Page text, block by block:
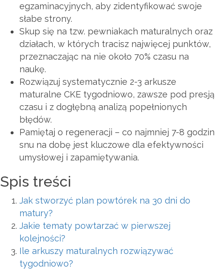
egzaminacyjnych, aby zidentyfikować swoje
słabe strony.
Skup się na tzw. pewniakach maturalnych oraz
działach, w których tracisz najwięcej punktów,
przeznaczając na nie około 70% czasu na
naukę.
Rozwiązuj systematycznie 2-3 arkusze
maturalne CKE tygodniowo, zawsze pod presją
czasu i z dogłębną analizą popełnionych
błędów.
Pamiętaj o regeneracji – co najmniej 7-8 godzin
snu na dobę jest kluczowe dla efektywności
umysłowej i zapamiętywania.
Spis treści
Jak stworzyć plan powtórek na 30 dni do
matury?
Jakie tematy powtarzać w pierwszej
kolejności?
Ile arkuszy maturalnych rozwiązywać
tygodniowo?